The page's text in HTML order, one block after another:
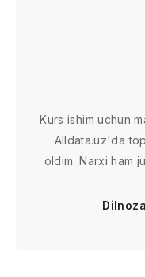
Kurs ishim uchun
Alldata.uz'da
oldim. Narxi ham